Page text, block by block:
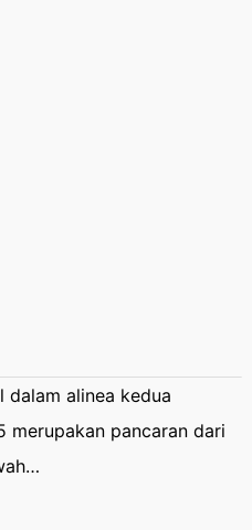
dalam alinea kedua
merupakan pancaran dari